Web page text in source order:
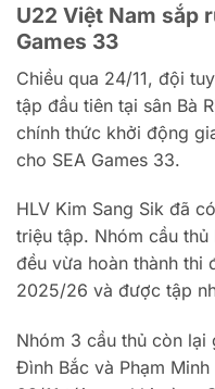
U22 Việt Nam sắp
Games 33
Chiều qua 24/11, đội
tập đầu tiên tại sân Bà
chính thức khởi động
cho SEA Games 33.
HLV Kim Sang Sik đã
triệu tập. Nhóm cầu
đều vừa hoàn thành thi
2025/26 và được tập
Nhóm 3 cầu thủ còn
Đình Bắc và Phạm